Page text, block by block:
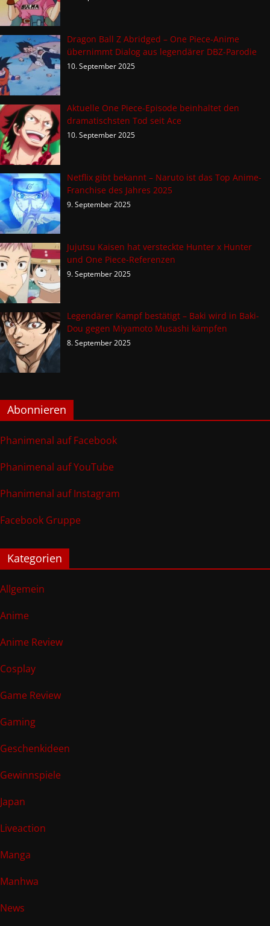
Dragon Ball Z Abridged – One Piece-Anime
übernimmt Dialog aus legendärer DBZ-Parodie
10. September 2025
Aktuelle One Piece-Episode beinhaltet den
dramatischsten Tod seit Ace
10. September 2025
Netflix gibt bekannt – Naruto ist das Top Anime-
Franchise des Jahres 2025
9. September 2025
Jujutsu Kaisen hat versteckte Hunter x Hunter
und One Piece-Referenzen
9. September 2025
Legendärer Kampf bestätigt – Baki wird in Baki-
Dou gegen Miyamoto Musashi kämpfen
8. September 2025
Abonnieren
Phanimenal auf Facebook
Phanimenal auf YouTube
Phanimenal auf Instagram
Facebook Gruppe
Kategorien
Allgemein
Anime
Anime Review
Cosplay
Game Review
Gaming
Geschenkideen
Gewinnspiele
Japan
Liveaction
Manga
Manhwa
News